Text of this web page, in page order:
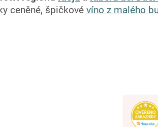
ceněné, špičkové víno z malého